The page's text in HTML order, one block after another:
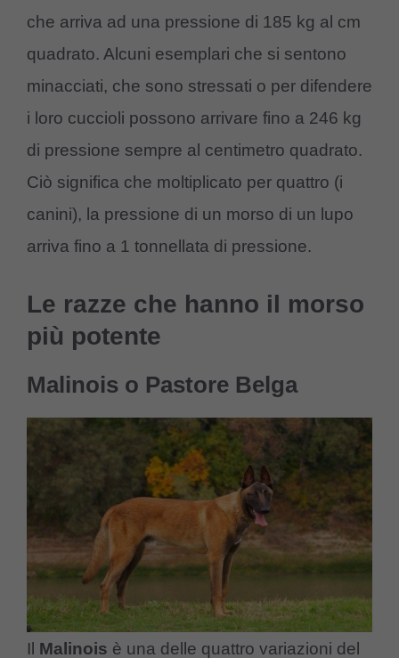
che arriva ad una pressione di 185 kg al cm
quadrato. Alcuni esemplari che si sentono
minacciati, che sono stressati o per difendere
i loro cuccioli possono arrivare fino a 246 kg
di pressione sempre al centimetro quadrato.
Ciò significa che moltiplicato per quattro (i
canini), la pressione di un morso di un lupo
arriva fino a 1 tonnellata di pressione.
Le razze che hanno il morso
più potente
Malinois o Pastore Belga
Il Malinois è una delle quattro variazioni del